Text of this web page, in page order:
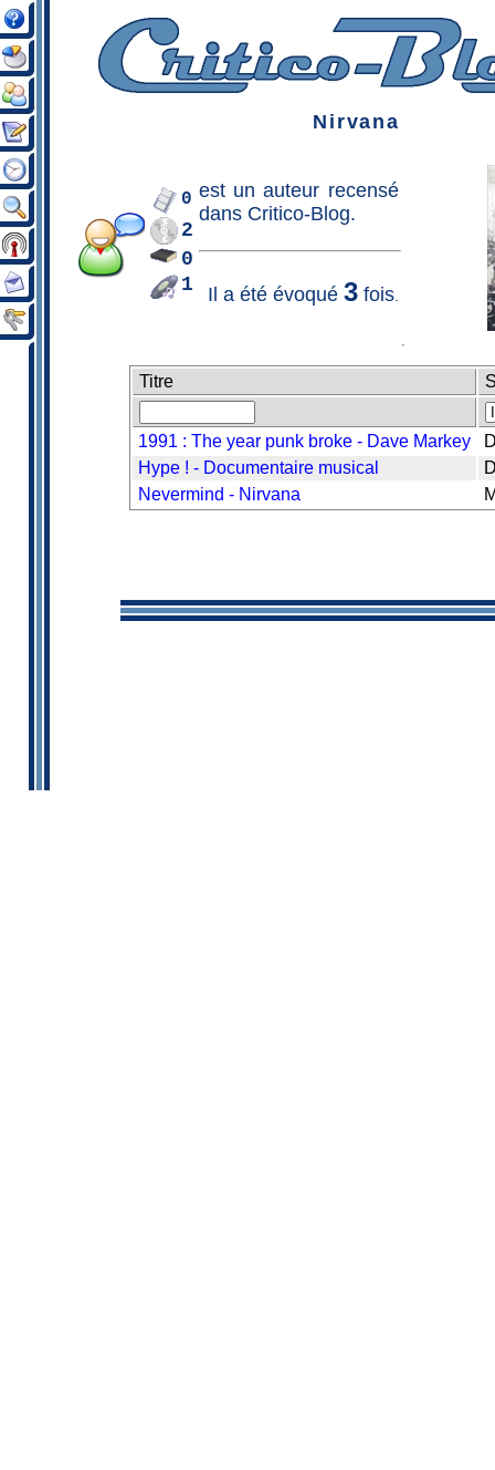
Nirvana
0
2
0
1
est unauteur recensé
dans Critico-Blog.
Il a été évoqué 3fois.
Titre
1991 : The year punk broke - Dave Markey
Hype ! - Documentaire musical
Nevermind - Nirvana